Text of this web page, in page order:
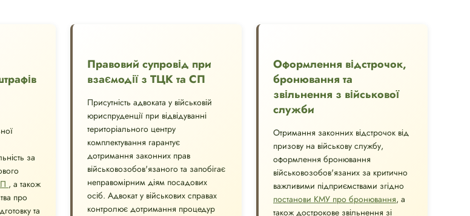
за
, а також
про
та
Правовий супровід при
взаємодії з ТЦК та СП
Присутність адвоката у військовій
юриспруденції при відвідуванні
територіального центру
комплектування гарантує
дотримання законних прав
військовозобов'язаного та запобігає
неправомірним діям посадових
осіб. Адвокат у військових справах
контролює дотримання процедур
Оформлення відстрочок,
бронювання та
звільнення з військової
служби
Отримання законних відстрочок від
призову на військову службу,
оформлення бронювання
військовозобов'язаних за критично
важливими підприємствами згідно
постанови КМУ про бронювання, а
також дострокове звільнення зі